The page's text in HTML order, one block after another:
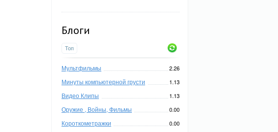
Блоги
Топ
Мультфильмы 2.26
Минуты компьютерной грусти 1.13
Видео Клипы 1.13
Оружие , Войны, Фильмы 0.00
Короткометражки 0.00